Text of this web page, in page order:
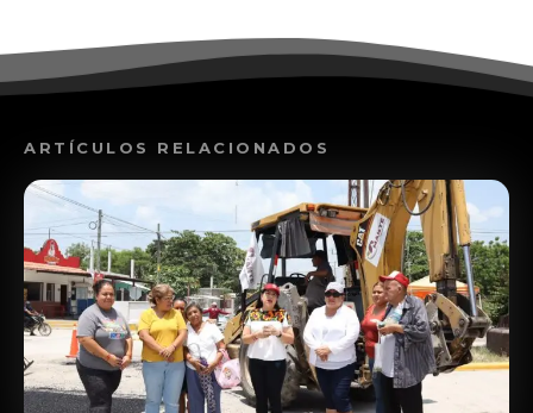
ARTÍCULOS RELACIONADOS